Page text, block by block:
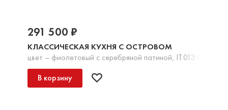
КЛАССИЧЕСКАЯ КУХНЯ С ОСТРОВОМ
цвет – фиолетовый с серебряной патиной, IT.013.005.18
291 500 ₽
В корзину